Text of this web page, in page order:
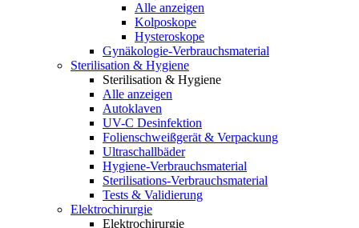
Alle anzeigen
Kolposkope
Hysteroskope
Gynäkologie-Verbrauchsmaterial
Sterilisation & Hygiene
Sterilisation & Hygiene
Alle anzeigen
Autoklaven
UV-C Desinfektion
Folienschweißgerät & Verpackung
Ultraschallbäder
Hygiene-Verbrauchsmaterial
Sterilisations-Verbrauchsmaterial
Tests & Validierung
Elektrochirurgie
Elektrochirurgie